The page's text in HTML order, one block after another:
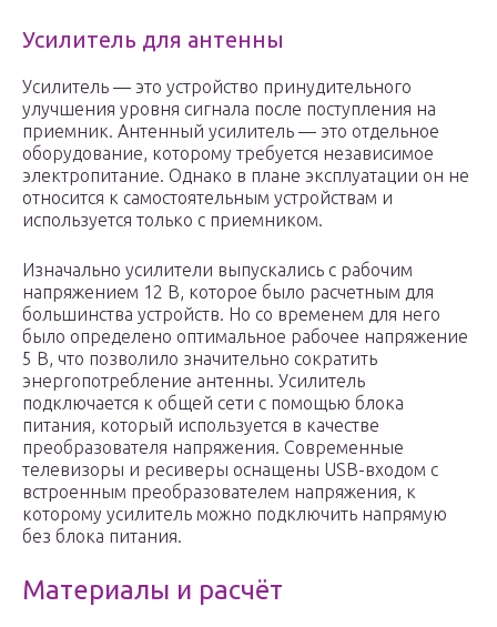
Усилитель для антенны
Усилитель — это устройство принудительного
улучшения уровня сигнала после поступления на
приемник. Антенный усилитель — это отдельное
оборудование, которому требуется независимое
электропитание. Однако в плане эксплуатации он не
относится к самостоятельным устройствам и
используется только с приемником.
Изначально усилители выпускались с рабочим
напряжением 12 В, которое было расчетным для
большинства устройств. Но со временем для него
было определено оптимальное рабочее напряжение
5 В, что позволило значительно сократить
энергопотребление антенны. Усилитель
подключается к общей сети с помощью блока
питания, который используется в качестве
преобразователя напряжения. Современные
телевизоры и ресиверы оснащены USB-входом с
встроенным преобразователем напряжения, к
которому усилитель можно подключить напрямую
без блока питания.
Материалы и расчёт